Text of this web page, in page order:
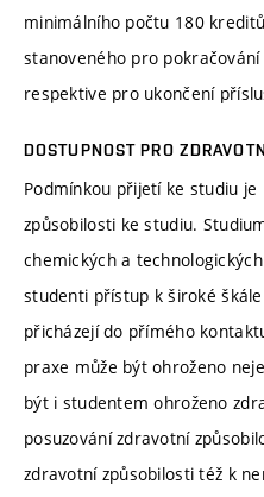
minimálního počtu 180
stanoveného pro
respektive pro ukončení
DOSTUPNOST PRO
Podmínkou přijetí ke studiu
způsobilosti ke studiu.
chemických a
studenti přístup k široké
přicházejí do přímého
praxe může být ohroženo
být i studentem ohroženo
posuzování zdravotní
zdravotní způsobilosti též k